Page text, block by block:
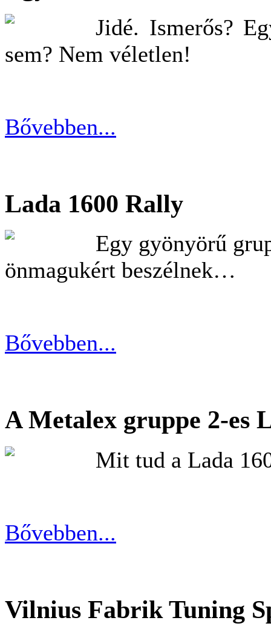
Jidé. Ismerős?
sem? Nem véletlen!
Bővebben...
Lada 1600 Rally
Egy gyönyörű
önmagukért beszélnek…
Bővebben...
A Metalex gruppe 2-es
Mit tud a Lada
Bővebben...
Vilnius Fabrik Tuning